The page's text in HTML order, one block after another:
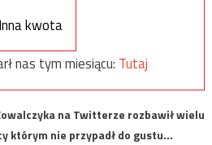
Inna kwota
nas tym miesiącu: Tutaj
na Twitterze rozbawił wielu
którym nie przypadł do gustu…